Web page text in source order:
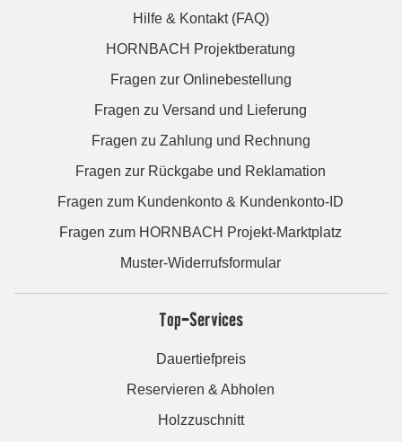
Hilfe & Kontakt (FAQ)
HORNBACH Projektberatung
Fragen zur Onlinebestellung
Fragen zu Versand und Lieferung
Fragen zu Zahlung und Rechnung
Fragen zur Rückgabe und Reklamation
Fragen zum Kundenkonto & Kundenkonto-ID
Fragen zum HORNBACH Projekt-Marktplatz
Muster-Widerrufsformular
Top-Services
Dauertiefpreis
Reservieren & Abholen
Holzzuschnitt